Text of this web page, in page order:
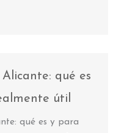
qué es
útil
qué es y para